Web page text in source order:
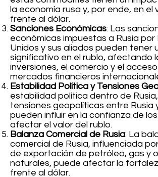
la economía rusa y, por ende, en el
frente al dólar.
Sanciones Económicas: Las
económicas impuestas a Rusia por
Unidos y sus aliados pueden tener
significativo en el rublo, afectando
inversiones, el comercio y el
mercados financieros
Estabilidad Política y Tensiones
estabilidad política dentro de
tensiones geopolíticas entre Rusia
pueden influir en la confianza de
afectar el valor del rublo.
Balanza Comercial de Rusia: La
comercial de Rusia, influenciada
de exportación de petróleo, gas y
naturales, puede afectar la
frente al dólar.